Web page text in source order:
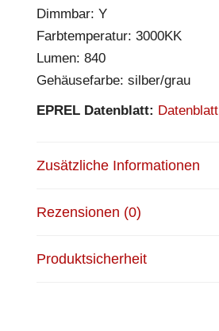
Dimmbar: Y
Farbtemperatur: 3000KK
Lumen: 840
Gehäusefarbe: silber/grau
EPREL Datenblatt: Datenblatt
Zusätzliche Informationen
Rezensionen (0)
Produktsicherheit